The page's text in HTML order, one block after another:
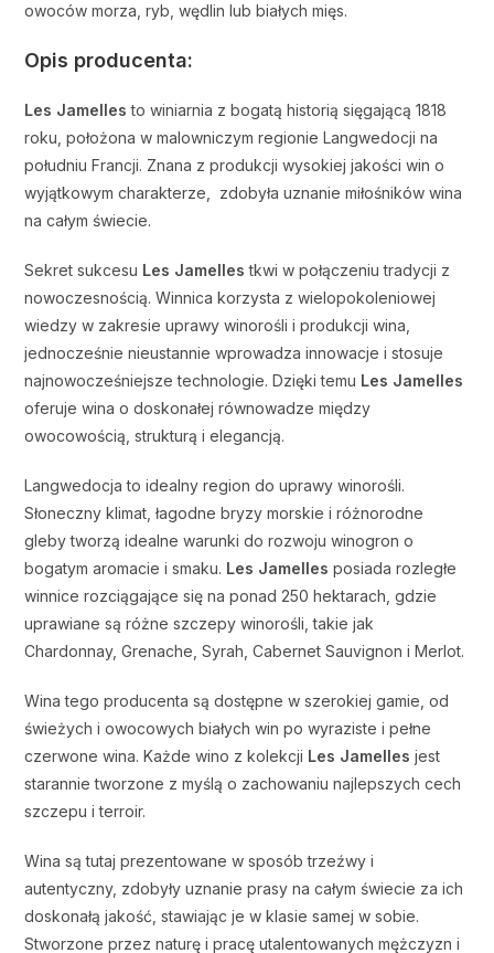
owoców morza, ryb, wędlin lub białych mięs.
Opis producenta:
Les Jamelles to winiarnia z bogatą historią sięgającą 1818
roku, położona w malowniczym regionie Langwedocji na
południu Francji. Znana z produkcji wysokiej jakości win o
wyjątkowym charakterze, zdobyła uznanie miłośników wina
na całym świecie.
Sekret sukcesu Les Jamelles tkwi w połączeniu tradycji z
nowoczesnością. Winnica korzysta z wielopokoleniowej
wiedzy w zakresie uprawy winorośli i produkcji wina,
jednocześnie nieustannie wprowadza innowacje i stosuje
najnowocześniejsze technologie. Dzięki temu Les Jamelles
oferuje wina o doskonałej równowadze między
owocowością, strukturą i elegancją.
Langwedocja to idealny region do uprawy winorośli.
Słoneczny klimat, łagodne bryzy morskie i różnorodne
gleby tworzą idealne warunki do rozwoju winogron o
bogatym aromacie i smaku. Les Jamelles posiada rozległe
winnice rozciągające się na ponad 250 hektarach, gdzie
uprawiane są różne szczepy winorośli, takie jak
Chardonnay, Grenache, Syrah, Cabernet Sauvignon i Merlot.
Wina tego producenta są dostępne w szerokiej gamie, od
świeżych i owocowych białych win po wyraziste i pełne
czerwone wina. Każde wino z kolekcji Les Jamelles jest
starannie tworzone z myślą o zachowaniu najlepszych cech
szczepu i terroir.
Wina są tutaj prezentowane w sposób trzeźwy i
autentyczny, zdobyły uznanie prasy na całym świecie za ich
doskonałą jakość, stawiając je w klasie samej w sobie.
Stworzone przez naturę i pracę utalentowanych mężczyzn i